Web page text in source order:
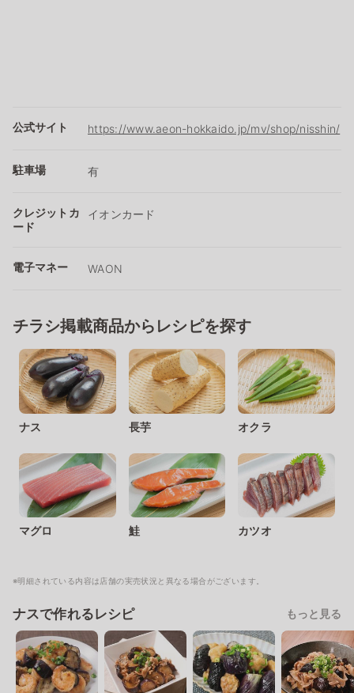
公式サイト https://www.aeon-hokkaido.jp/mv/shop/nisshin/
駐車場 有
クレジットカ
ード
イオンカード
電子マネー WAON
チラシ掲載商品からレシピを探す
ナス 長芋 オクラ
マグロ 鮭 カツオ
※明細されている内容は店舗の実売状況と異なる場合がございます。
ナスで作れるレシピ もっと見る